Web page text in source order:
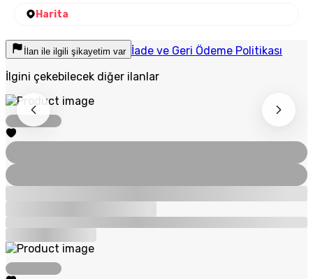
Harita
İlan ile ilgili şikayetim var İade ve Geri Ödeme Politikası
İlgini çekebilecek diğer ilanlar